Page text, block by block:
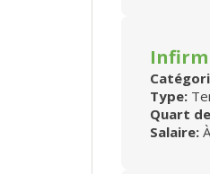
Type:
Quart
Salaire: